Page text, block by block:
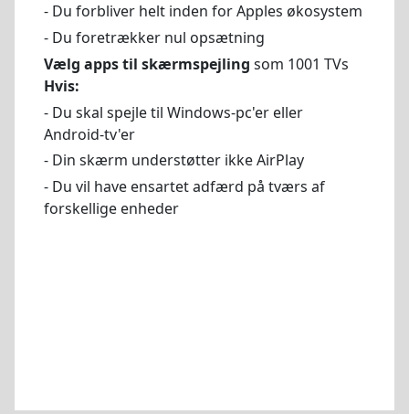
- Du forbliver helt inden for Apples økosystem
- Du foretrækker nul opsætning
Vælg apps til skærmspejling som 1001 TVs
Hvis:
- Du skal spejle til Windows-pc'er eller
Android-tv'er
- Din skærm understøtter ikke AirPlay
- Du vil have ensartet adfærd på tværs af
forskellige enheder